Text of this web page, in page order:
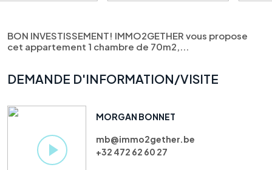
BON INVESTISSEMENT! IMMO2GETHER vous propose
cet appartement 1 chambre de 70m2,...
DEMANDE D'INFORMATION/VISITE
MORGAN BONNET
mb@immo2gether.be
+32 472 62 60 27